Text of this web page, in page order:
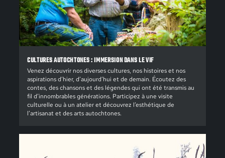
CULTURES AUTOCHTONES : IMMERSION DANS LE VIF
Venez découvrir nos diverses cultures, nos histoires et nos
aspirations d’hier, d’aujourd’hui et de demain. Écoutez des
contes, des chansons et des légendes qui ont été transmis au
fil d’innombrables générations. Participez à une visite
culturelle ou à un atelier et découvrez l’esthétique de
l’artisanat et des arts autochtones.